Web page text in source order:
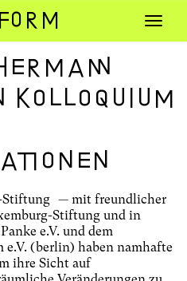
Kolloquium
Stiftung — mit freundlicher
Stiftung und in
e.V. und dem
(berlin) haben namhafte
ihre Sicht auf